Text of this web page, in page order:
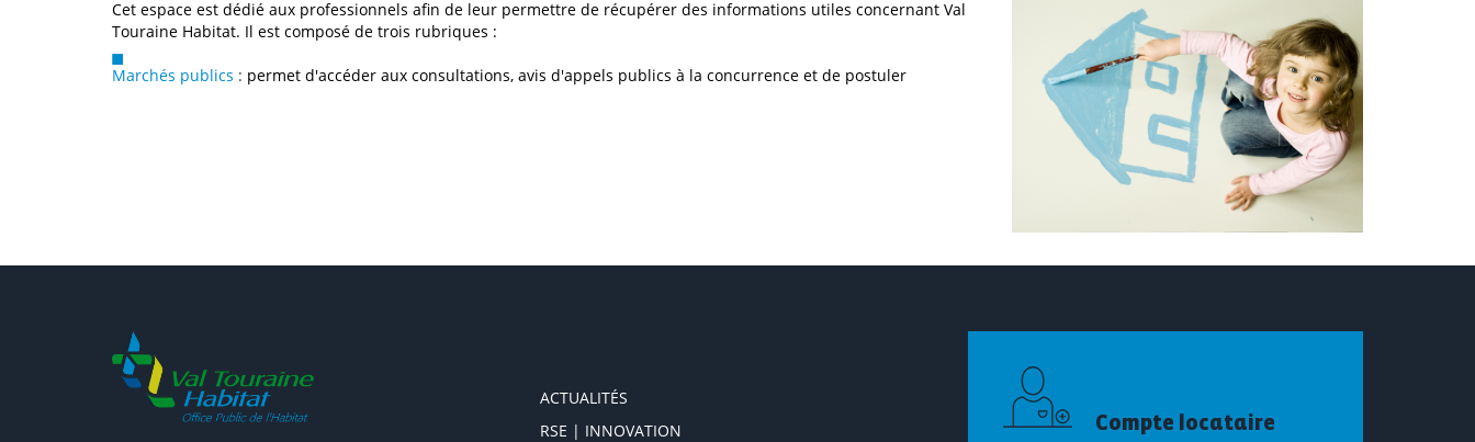
Cet espace est dédié aux professionnels afin de leur permettre de récupérer des informations utiles concernant Val
Touraine Habitat. Il est composé de trois rubriques :
Marchés publics : permet d'accéder aux consultations, avis d'appels publics à la concurrence et de postuler
ACTUALITÉS
RSE | INNOVATION
Compte locataire